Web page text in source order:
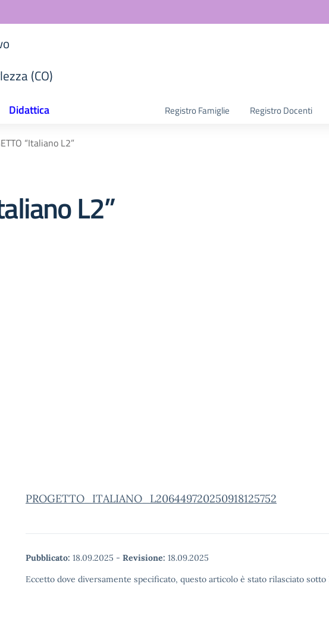
(CO)
Didattica Registro Famiglie Registro Docenti
“Italiano L2”
L2”
PROGETTO_ITALIANO_L206449720250918125752
Pubblicato: 18.09.2025 - Revisione: 18.09.2025
Eccetto dove diversamente specificato, questo articolo è stato rilasciato